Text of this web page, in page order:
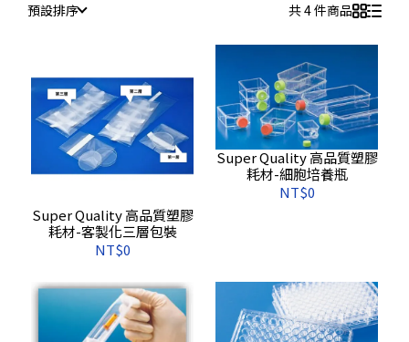
預設排序 共 4 件商品
Super Quality 高品質塑膠
耗材-客製化三層包裝
NT$0
Super Quality 高品質塑膠
耗材-細胞培養瓶
NT$0